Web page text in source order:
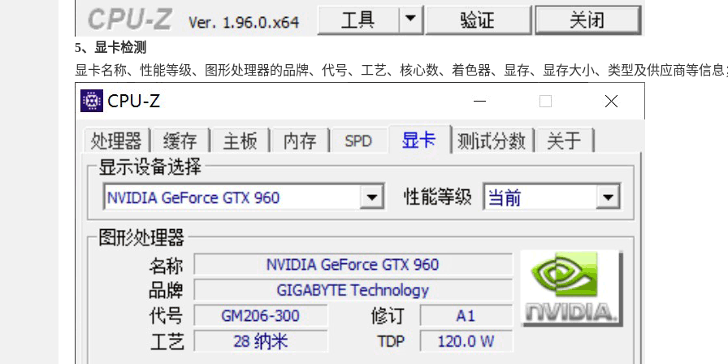
5、显卡检测
显卡名称、性能等级、图形处理器的品牌、代号、工艺、核心数、着色器、显存、显存大小、类型及供应商等信息